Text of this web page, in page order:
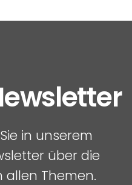
in unserem
über die
allen Themen.